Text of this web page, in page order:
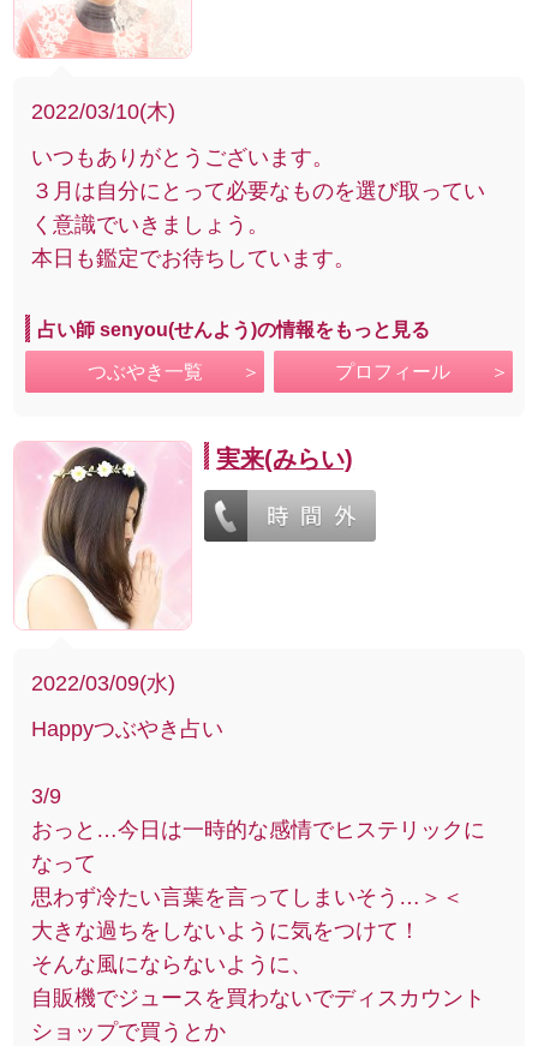
2022/03/10(木)
いつもありがとうございます。
３月は自分にとって必要なものを選び取ってい
く意識でいきましょう。
本日も鑑定でお待ちしています。
占い師 senyou(せんよう)の情報をもっと見る
つぶやき一覧 プロフィール
実来(みらい)
2022/03/09(水)
Happyつぶやき占い
3/9
おっと…今日は一時的な感情でヒステリックに
なって
思わず冷たい言葉を言ってしまいそう…＞＜
大きな過ちをしないように気をつけて！
そんな風にならないように、
自販機でジュースを買わないでディスカウント
ショップで買うとか